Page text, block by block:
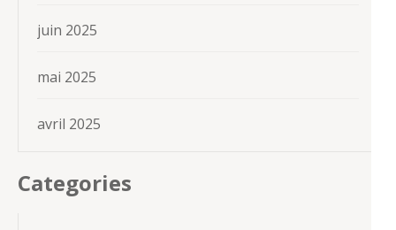
juin 2025
mai 2025
avril 2025
Categories